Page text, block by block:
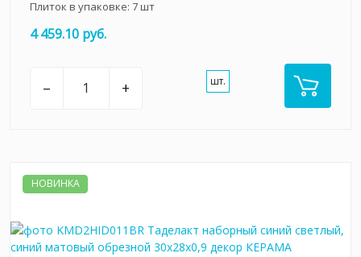
Плиток в упаковке: 7шт
4 459.10 руб.
– + шт.
НОВИНКА